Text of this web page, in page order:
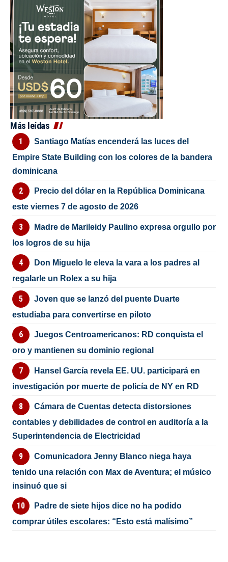
Más leídas
Santiago Matías encenderá las luces del
Empire State Building con los colores de la bandera
dominicana
Precio del dólar en la República Dominicana
este viernes 7 de agosto de 2026
Madre de Marileidy Paulino expresa orgullo por
los logros de su hija
Don Miguelo le eleva la vara a los padres al
regalarle un Rolex a su hija
Joven que se lanzó del puente Duarte
estudiaba para convertirse en piloto
Juegos Centroamericanos: RD conquista el
oro y mantienen su dominio regional
Hansel García revela EE. UU. participará en
investigación por muerte de policía de NY en RD
Cámara de Cuentas detecta distorsiones
contables y debilidades de control en auditoría a la
Superintendencia de Electricidad
Comunicadora Jenny Blanco niega haya
tenido una relación con Max de Aventura; el músico
insinuó que si
Padre de siete hijos dice no ha podido
comprar útiles escolares: “Esto está malísimo”